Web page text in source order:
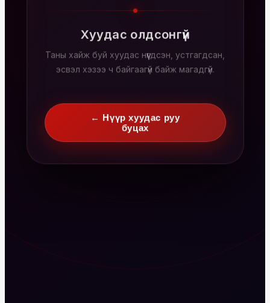
Хуудас олдсонгүй
Таны хайж буй хуудас нүүгдсэн, устгагдсан,
эсвэл хэзээ ч байгаагүй байж магадгүй.
← Нүүр хуудас руу
буцах